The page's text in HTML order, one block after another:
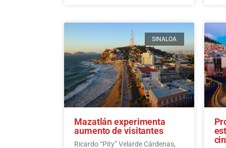
SINALOA
Mazatlán experimenta
aumento de visitantes
Ricardo “Pity” Velarde Cárdenas,